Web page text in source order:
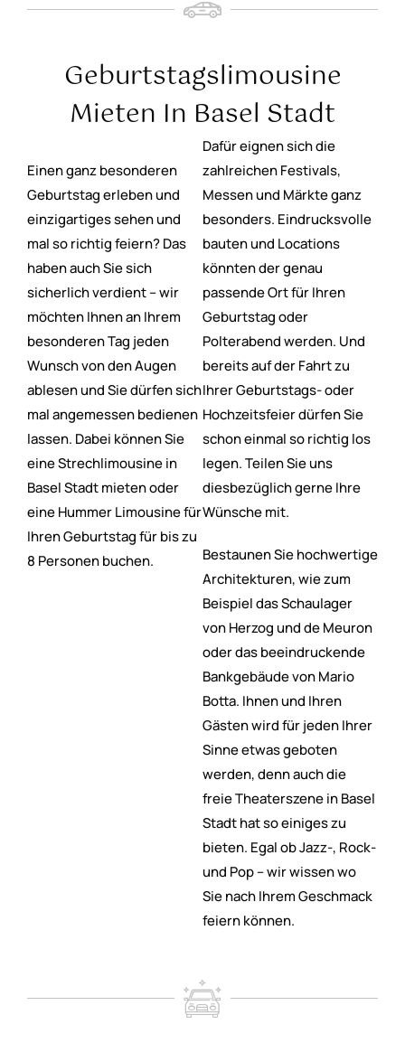
Geburtstagslimousine
Mieten In Basel Stadt
Einen ganz besonderen
Geburtstag erleben und
einzigartiges sehen und
mal so richtig feiern? Das
haben auch Sie sich
sicherlich verdient – wir
möchten Ihnen an Ihrem
besonderen Tag jeden
Wunsch von den Augen
ablesen und Sie dürfen sich
mal angemessen bedienen
lassen. Dabei können Sie
eine Strechlimousine in
Basel Stadt mieten oder
eine Hummer Limousine für
Ihren Geburtstag für bis zu
8 Personen buchen.
Dafür eignen sich die
zahlreichen Festivals,
Messen und Märkte ganz
besonders. Eindrucksvolle
bauten und Locations
könnten der genau
passende Ort für Ihren
Geburtstag oder
Polterabend werden. Und
bereits auf der Fahrt zu
Ihrer Geburtstags- oder
Hochzeitsfeier dürfen Sie
schon einmal so richtig los
legen. Teilen Sie uns
diesbezüglich gerne Ihre
Wünsche mit.
Bestaunen Sie hochwertige
Architekturen, wie zum
Beispiel das Schaulager
von Herzog und de Meuron
oder das beeindruckende
Bankgebäude von Mario
Botta. Ihnen und Ihren
Gästen wird für jeden Ihrer
Sinne etwas geboten
werden, denn auch die
freie Theaterszene in Basel
Stadt hat so einiges zu
bieten. Egal ob Jazz-, Rock-
und Pop – wir wissen wo
Sie nach Ihrem Geschmack
feiern können.